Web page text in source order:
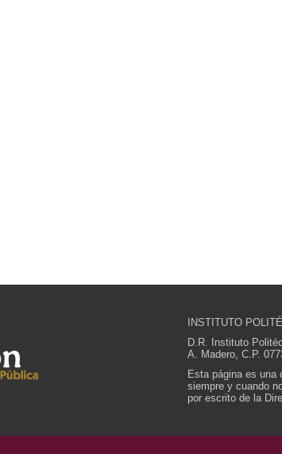
INSTITUTO
D.R. Instituto
A. Madero, C.P.
Esta página es una
siempre y cuando
por escrito de la